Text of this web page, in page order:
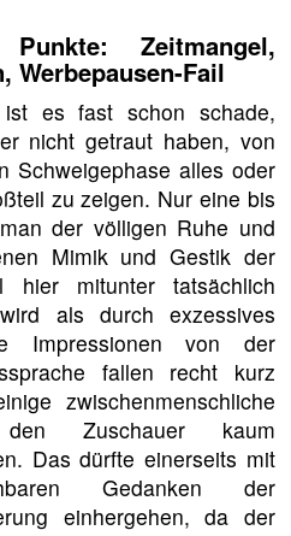
Zeitmangel,
Werbepausen-Fail
ist es fast schon schade,
nicht getraut haben, von
Schweigephase alles oder
zu zeigen. Nur eine bis
der völligen Ruhe und
Mimik und Gestik der
hier mitunter tatsächlich
als durch exzessives
Impressionen von der
fallen recht kurz
zwischenmenschliche
Zuschauer kaum
Das dürfte einerseits mit
Gedanken der
einhergehen, da der